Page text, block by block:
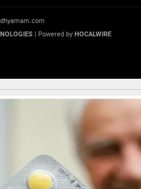
| Powered by HOCALWIRE